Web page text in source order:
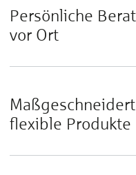
Persönliche
vor Ort
flexible Produkte